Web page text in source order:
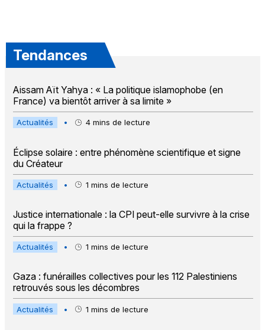
Tendances
Aissam Aït Yahya : « La politique islamophobe (en
France) va bientôt arriver à sa limite »
Actualités • 4 mins de lecture
Éclipse solaire : entre phénomène scientifique et signe
du Créateur
Actualités • 1 mins de lecture
Justice internationale : la CPI peut-elle survivre à la crise
qui la frappe ?
Actualités • 1 mins de lecture
Gaza : funérailles collectives pour les 112 Palestiniens
retrouvés sous les décombres
Actualités • 1 mins de lecture